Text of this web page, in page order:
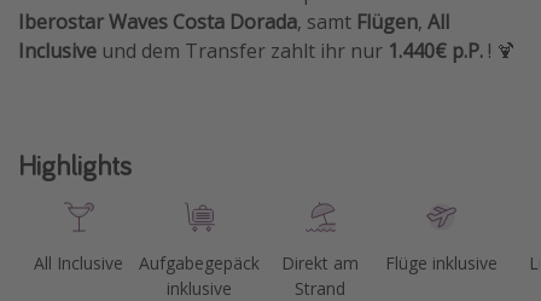
Last Minute Urlaub Mallorca
Last Minute Urlaub Deutschland
Iberostar Waves Costa Dorada, samt Flügen, All
Inclusive und dem Transfer zahlt ihr nur 1.440€ p.P. ! 🍹
Highlights
All Inclusive
Aufgabegepäck
inklusive
Direkt am
Strand
Flüge inklusive